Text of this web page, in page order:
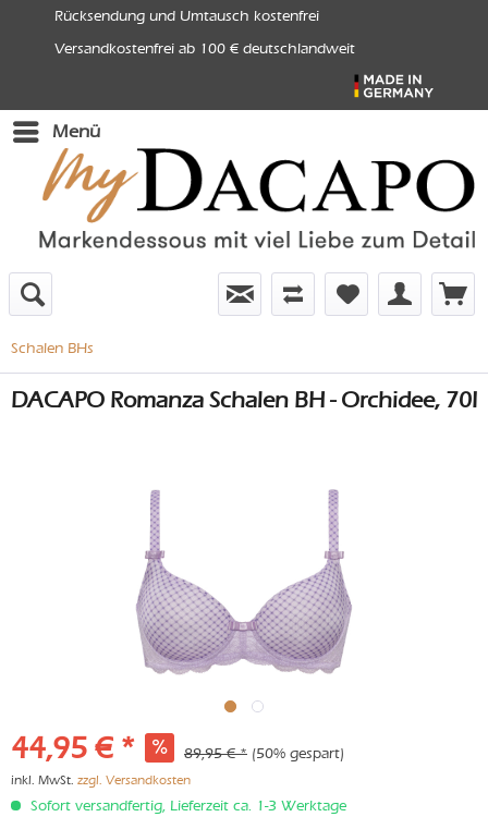
Rücksendung und Umtausch kostenfrei
Versandkostenfrei ab 100 € deutschlandweit
Menü
Schalen BHs
DACAPO Romanza Schalen BH - Orchidee, 70I
44,95 € * 89,95 € * (50% gespart)
inkl. MwSt. zzgl. Versandkosten
Sofort versandfertig, Lieferzeit ca. 1-3 Werktage